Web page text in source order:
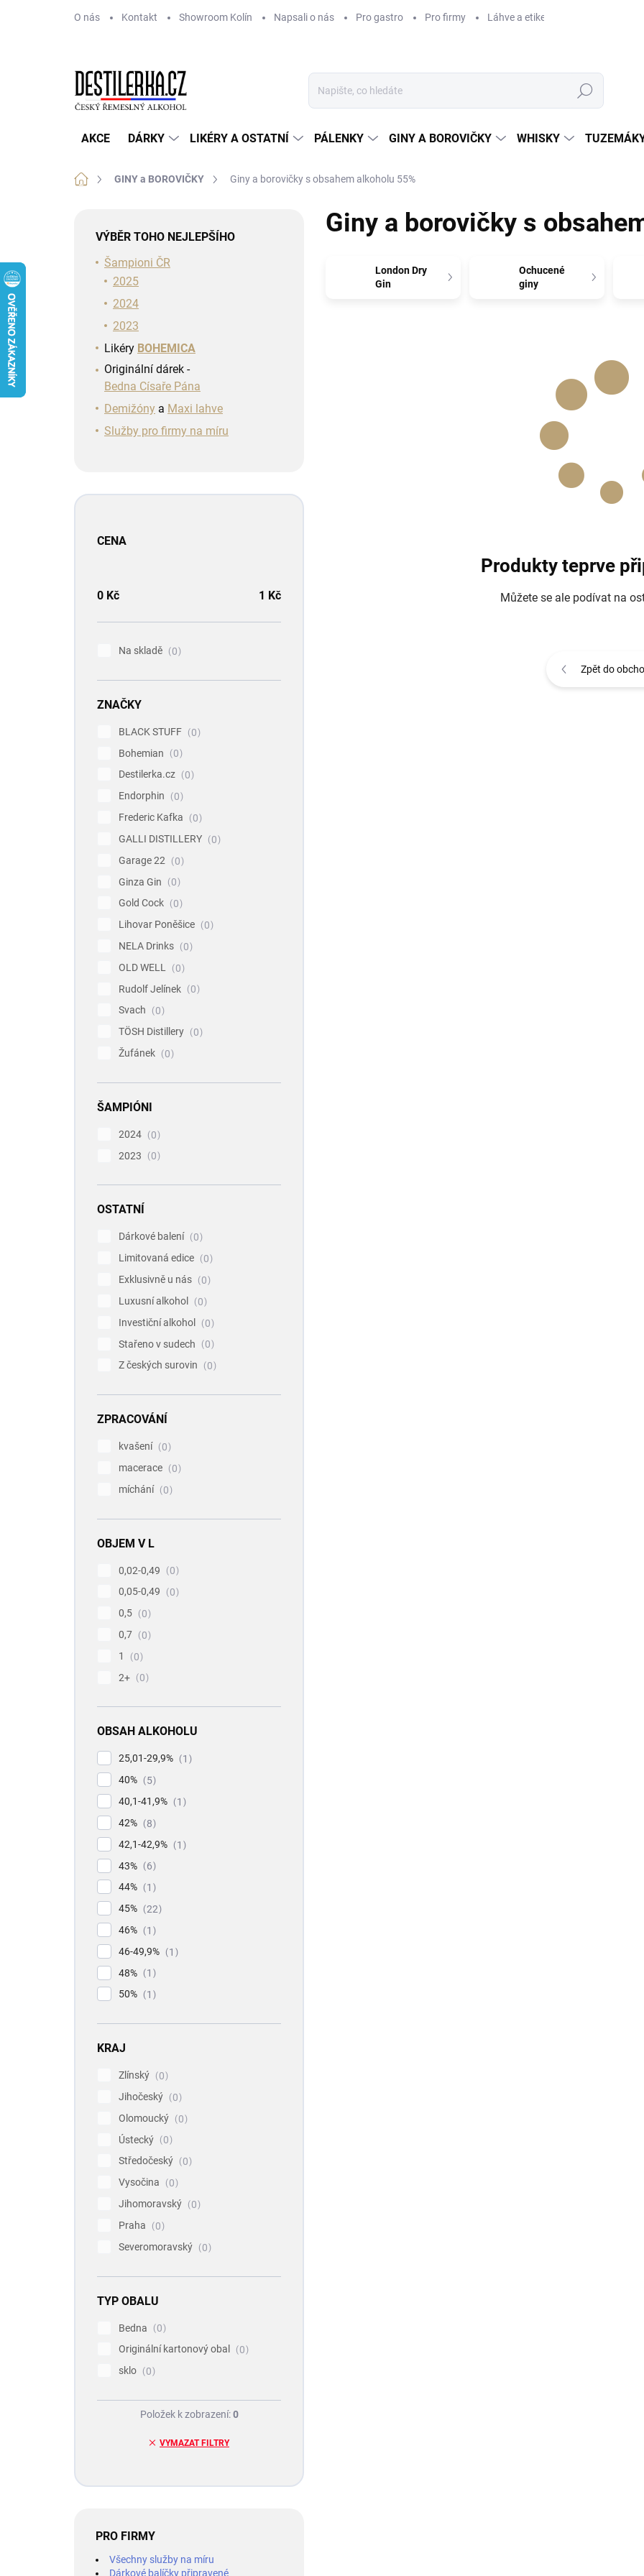
O nás Kontakt Showroom Kolín Napsali o nás Pro gastro Pro firmy Láhve a etikety na míru
Hledat
AKCE DÁRKY LIKÉRY A OSTATNÍ PÁLENKY GINY A BOROVIČKY WHISKY
Domů GINY a BOROVIČKY Giny a borovičky s obsahem alkoholu 55%
VÝBĚR TOHO NEJLEPŠÍHO
Šampioni ČR
2025
2024
2023
Likéry BOHEMICA
Originální dárek -
Bedna Císaře Pána
Demižóny a Maxi lahve
Služby pro firmy na míru
CENA
0 Kč 1 Kč
Na skladě 0
ZNAČKY
BLACK STUFF
0
Bohemian
0
Destilerka.cz
0
Endorphin
0
Frederic Kafka
0
GALLI DISTILLERY
0
Garage 22
0
Ginza Gin
0
Gold Cock
0
Lihovar Poněšice
0
NELA Drinks
0
OLD WELL
0
Rudolf Jelínek
0
Svach
0
TÖSH Distillery
0
Žufánek
0
ŠAMPIÓNI
2024
0
2023
0
OSTATNÍ
Dárkové balení
0
Limitovaná edice
0
Exklusivně u nás
0
Luxusní alkohol
0
Investiční alkohol
0
Stařeno v sudech
0
Z českých surovin
0
ZPRACOVÁNÍ
kvašení
0
macerace
0
míchání
0
OBJEM V L
0,02-0,49
0
0,05-0,49
0
0,5
0
0,7
0
1
0
2+
0
OBSAH ALKOHOLU
25,01-29,9%
1
40%
5
40,1-41,9%
1
42%
8
42,1-42,9%
1
43%
6
44%
1
45%
22
46%
1
46-49,9%
1
48%
1
50%
1
KRAJ
Zlínský
0
Jihočeský
0
Olomoucký
0
Ústecký
0
Středočeský
0
Vysočina
0
Jihomoravský
0
Praha
0
Severomoravský
0
TYP OBALU
Bedna
0
Originální kartonový obal
0
sklo
0
VYMAZAT FILTRY
Položek k zobrazení:0
PRO FIRMY
Všechny služby na míru
Dárkové balíčky připravené
Giny a borovičky s
London Dry
Gin
Ochucené
giny
Produkty teprve
Můžete se ale podívat na
Zpět do